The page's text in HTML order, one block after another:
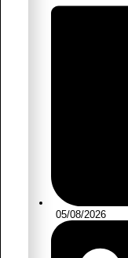
05/08/2026